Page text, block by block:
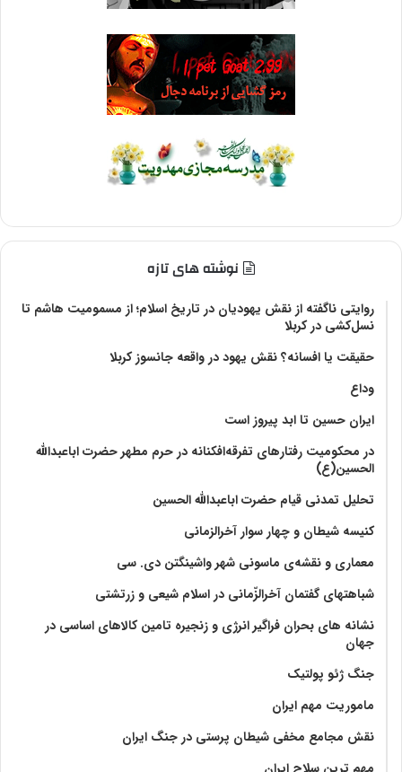
نوشته های تازه
روایتی ناگفته از نقش یهودیان در تاریخ اسلام؛ از مسمومیت هاشم تا
نسل‌کشی در کربلا
حقیقت یا افسانه؟‌ نقش یهود در واقعه جانسوز کربلا
وداع
ایران حسین تا ابد پیروز است
در محکومیت رفتارهای تفرقه‌افکنانه در حرم مطهر حضرت اباعبدالله
الحسین(ع)
تحلیل تمدنی قیام حضرت اباعبدالله الحسین
کنیسه شیطان و چهار سوار آخرالزمانی
معماری و نقشه‌ی ماسونی شهر واشينگتن دی. سی
شباهتهای گفتمان آخر‌الزّمانی در اسلام شیعی و زرتشتی
نشانه های بحران فراگیر انرژی و زنجیره تامین کالاهای اساسی در
جهان
جنگ ژئو پولتیک
ماموریت مهم ایران
نقش مجامع مخفی شیطان پرستی در جنگ ایران